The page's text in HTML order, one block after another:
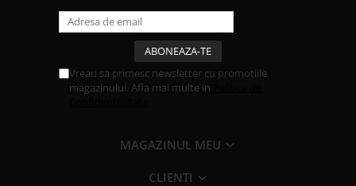
Vreau sa primesc newsletter cu promotiile
magazinului. Afla mai multe in
MAGAZINUL MEU
CLIENTI